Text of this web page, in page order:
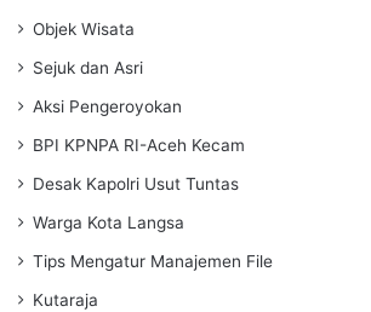
Objek Wisata
Sejuk dan Asri
Aksi Pengeroyokan
BPI KPNPA RI-Aceh Kecam
Desak Kapolri Usut Tuntas
Warga Kota Langsa
Tips Mengatur Manajemen File
Kutaraja